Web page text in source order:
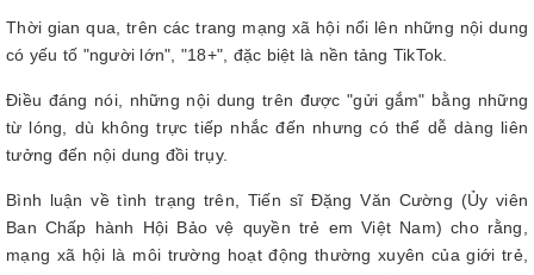
Thời gian qua, trên các trang mạng xã hội nổi lên những nội dung
có yếu tố "người lớn", "18+", đặc biệt là nền tảng TikTok.
Điều đáng nói, những nội dung trên được "gửi gắm" bằng những
từ lóng, dù không trực tiếp nhắc đến nhưng có thể dễ dàng liên
tưởng đến nội dung đồi trụy.
Bình luận về tình trạng trên, Tiến sĩ Đặng Văn Cường (Ủy viên
Ban Chấp hành Hội Bảo vệ quyền trẻ em Việt Nam) cho rằng,
mạng xã hội là môi trường hoạt động thường xuyên của giới trẻ,